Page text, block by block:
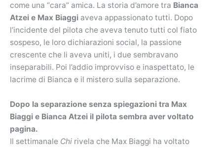
come una “cara” amica. La storia d’amore tra Bianca
Atzei e Max Biaggi aveva appassionato tutti. Dopo
l’incidente del pilota che aveva tenuto tutti col fiato
sospeso, le loro dichiarazioni social, la passione
crescente che li aveva uniti, i due sembravano
inseparabili. Poi l’addio improvviso e inaspettato, le
lacrime di Bianca e il mistero sulla separazione.
Dopo la separazione senza spiegazioni tra Max
Biaggi e Bianca Atzei il pilota sembra aver voltato
pagina.
Il settimanale Chi rivela che Max Biaggi ha voltato